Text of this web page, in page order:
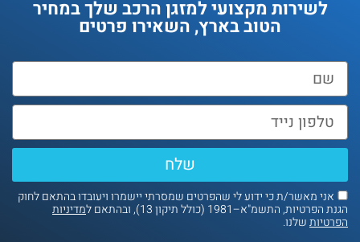
לשירות מקצועי למזגן הרכב שלך במחיר
הטוב בארץ, השאירו פרטים
אני מאשר/ת כי ידוע לי שהפרטים שמסרתי יישמרו ויעובדו בהתאם לחוק
הפרטיות, התשמ"א–1981 (כולל תיקון 13), ובהתאם ל מדיניות
שלנו.
שלח